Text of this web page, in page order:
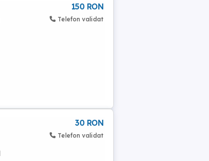
150 RON
Telefon validat
30 RON
Telefon validat